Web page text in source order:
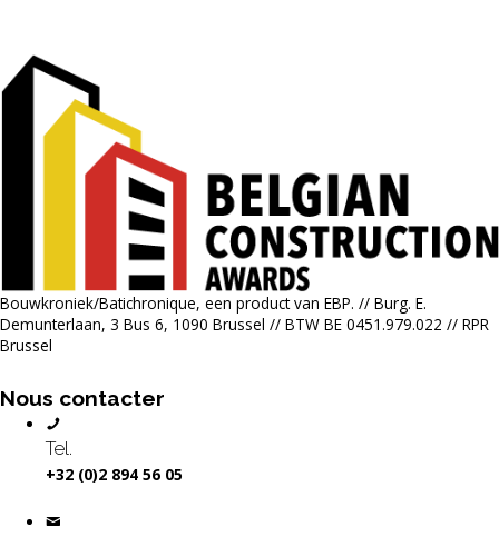
Bouwkroniek/Batichronique, een product van EBP. // Burg. E.
Demunterlaan, 3 Bus 6, 1090 Brussel // BTW BE 0451.979.022 // RPR
Brussel
Nous contacter
Tel.
+32 (0)2 894 56 05